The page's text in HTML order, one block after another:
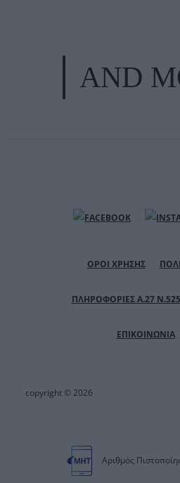
AND
ΟΡΟΙ ΧΡΗΣΗΣ
ΠΛΗΡΟΦΟΡΙΕΣ Α.27
ΕΠΙΚΟΙΝΩΝΙΑ
copyright © 2026
Αριθμός